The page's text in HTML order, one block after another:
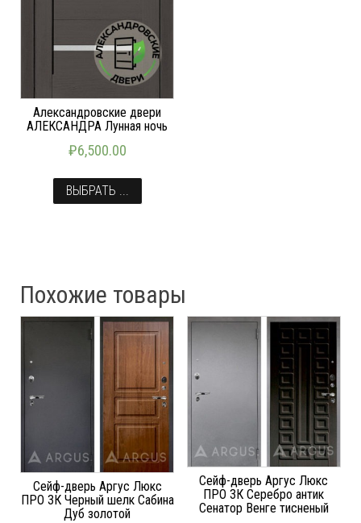
Александровские двери
АЛЕКСАНДРА Лунная ночь
₽6,500.00
ВЫБРАТЬ ...
Похожие товары
Сейф-дверь Аргус Люкс
ПРО 3К Черный шелк Сабина
Дуб золотой
Сейф-дверь Аргус Люкс
ПРО 3К Серебро антик
Сенатор Венге тисненый